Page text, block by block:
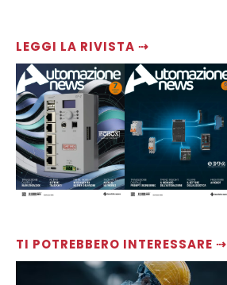
LEGGI LA RIVISTA ⇢
TI POTREBBERO INTERESSARE ⇢